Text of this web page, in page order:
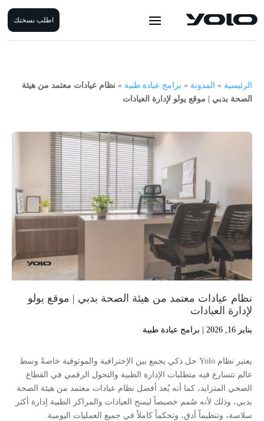
اطلب نسختك
الرئيسية » المدونة » برامج عيادة طبية » نظام عيادات معتمد من هيئة
الصحة بدبي | موقع يولو لإدارة العيادات
نظام عيادات معتمد من هيئة الصحة بدبي | موقع يولو
لإدارة العيادات
يناير 16, 2026 برامج عيادة طبية
يعتبر نظام Yolo حل ذكي يجمع بين الإحترافية والموثوقية خاصةً وسط
عالم تتسارع فيه متطلبات الإدارة الطبية والتحول الرقمي في القطاع
الصحي المتزايد، كما أنه يُعد أفضل نظام عيادات معتمد من هيئة الصحة
بدبي، وذلك لأنه صُمم خصيصاً ليمنح العيادات والمراكز الطبية إدارة أكثر
سلاسة، وتنظيماً أدق، وتحكماً كاملاً في جميع العمليات اليومية.